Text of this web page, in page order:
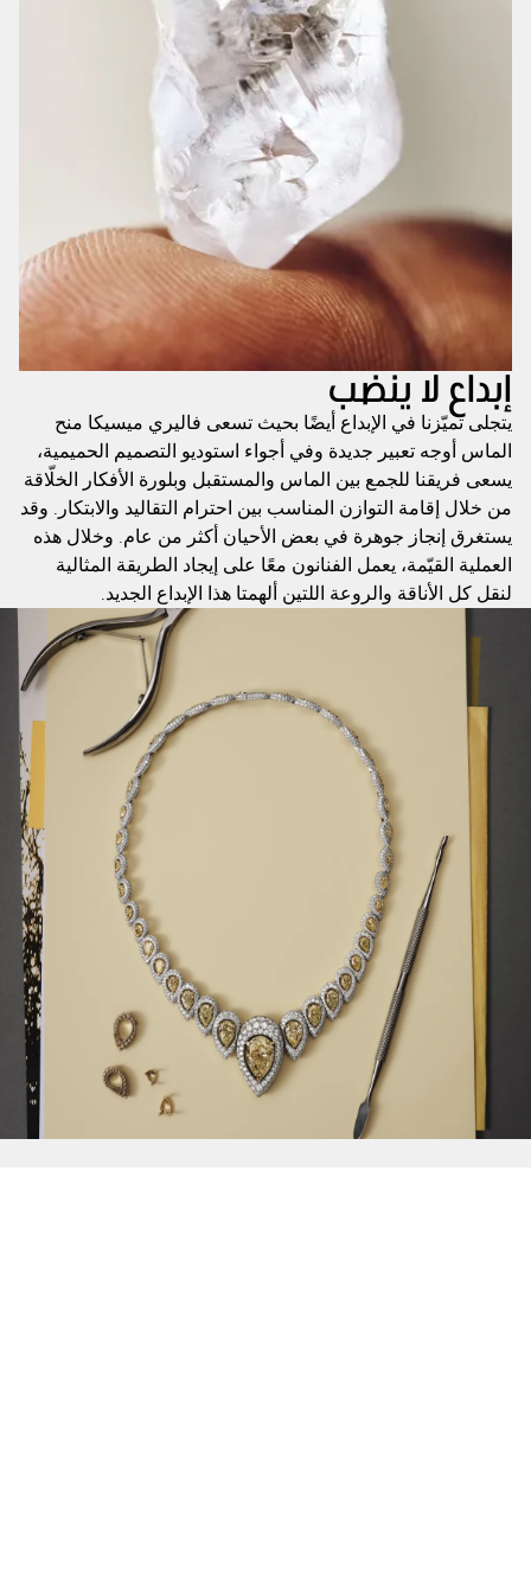
إبداع لا ينضب
يتجلى تميّزنا في الإبداع أيضًا بحيث تسعى فاليري ميسيكا منح
الماس أوجه تعبير جديدة وفي أجواء استوديو التصميم الحميمية،
يسعى فريقنا للجمع بين الماس والمستقبل وبلورة الأفكار الخلّاقة
من خلال إقامة التوازن المناسب بين احترام التقاليد والابتكار. وقد
يستغرق إنجاز جوهرة في بعض الأحيان أكثر من عام. وخلال هذه
العملية القيّمة، يعمل الفنانون معًا على إيجاد الطريقة المثالية
لنقل كل الأناقة والروعة اللتين ألهمتا هذا الإبداع الجديد.